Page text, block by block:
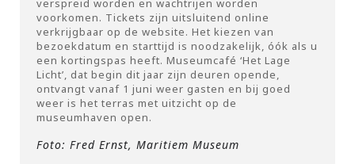
verspreid worden en wachtrijen worden
voorkomen. Tickets zijn uitsluitend online
verkrijgbaar op de website. Het kiezen van
bezoekdatum en starttijd is noodzakelijk, óók als u
een kortingspas heeft. Museumcafé ‘Het Lage
Licht’, dat begin dit jaar zijn deuren opende,
ontvangt vanaf 1 juni weer gasten en bij goed
weer is het terras met uitzicht op de
museumhaven open.
Foto: Fred Ernst, Maritiem Museum